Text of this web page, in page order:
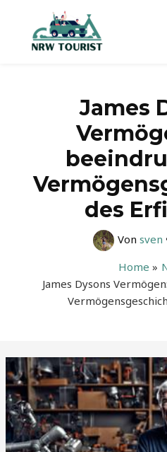
springen
James
des
Von sven
Home
James Dysons